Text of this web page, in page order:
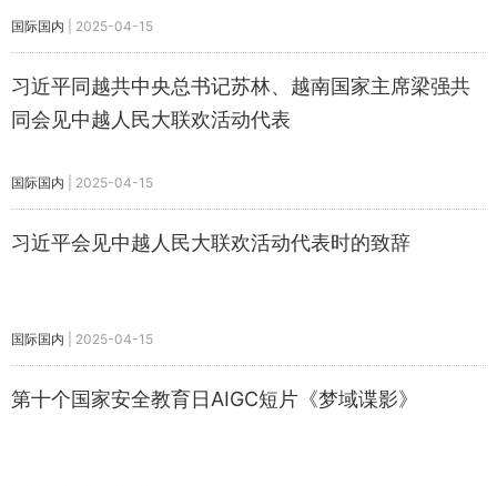
国际国内 2025-04-15
习近平同越共中央总书记苏林、越南国家主席梁强共
同会见中越人民大联欢活动代表
国际国内 2025-04-15
习近平会见中越人民大联欢活动代表时的致辞
国际国内 2025-04-15
第十个国家安全教育日AIGC短片《梦域谍影》